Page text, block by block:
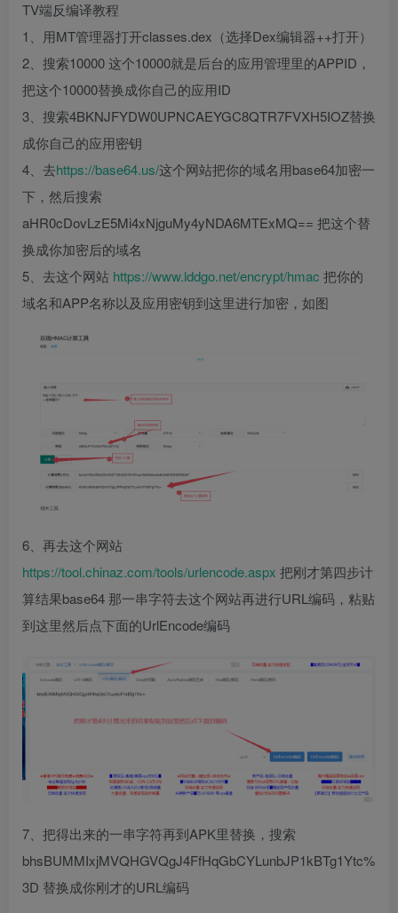
TV端反编译教程
1、用MT管理器打开classes.dex（选择Dex编辑器++打开）
2、搜索10000 这个10000就是后台的应用管理里的APPID，
把这个10000替换成你自己的应用ID
3、搜索4BKNJFYDW0UPNCAEYGC8QTR7FVXH5IOZ替换
成你自己的应用密钥
4、去https://base64.us/这个网站把你的域名用base64加密一
下，然后搜索
aHR0cDovLzE5Mi4xNjguMy4yNDA6MTExMQ== 把这个替
换成你加密后的域名
5、去这个网站 https://www.lddgo.net/encrypt/hmac 把你的
域名和APP名称以及应用密钥到这里进行加密，如图
6、再去这个网站
https://tool.chinaz.com/tools/urlencode.aspx 把刚才第四步计
算结果base64 那一串字符去这个网站再进行URL编码，粘贴
到这里然后点下面的UrlEncode编码
7、把得出来的一串字符再到APK里替换，搜索
bhsBUMMIxjMVQHGVQgJ4FfHqGbCYLunbJP1kBTg1Ytc%
3D 替换成你刚才的URL编码